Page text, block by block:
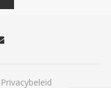
Privacybeleid